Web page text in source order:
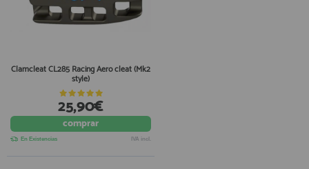
Clamcleat CL285 Racing Aero cleat (Mk2
style)
25,90€
comprar
En Existencias IVA incl.